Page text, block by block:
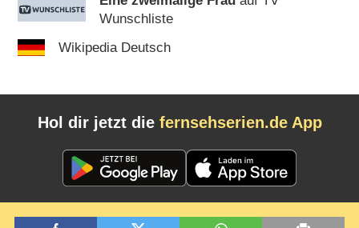
Wunschliste
Wikipedia Deutsch
Hol dir jetzt die fernsehserien.de App